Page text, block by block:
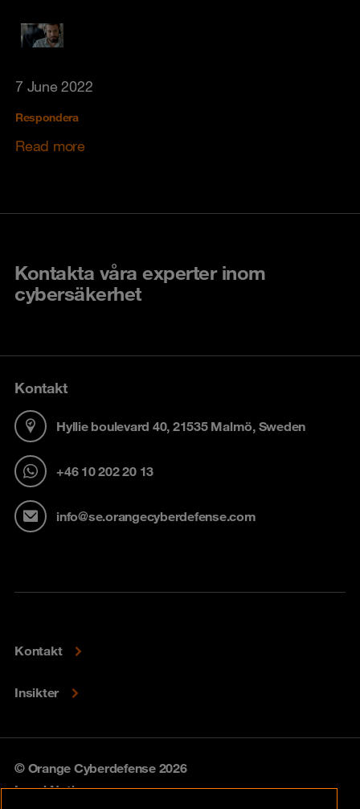
7 June 2022
Respondera
Read more
Kontakta våra experter inom
cybersäkerhet
Kontakt
Hyllie boulevard 40, 21535 Malmö, Sweden
+46 10 202 20 13
info@se.orangecyberdefense.com
Kontakt
Insikter
© Orange Cyberdefense 2026
Legal Notice